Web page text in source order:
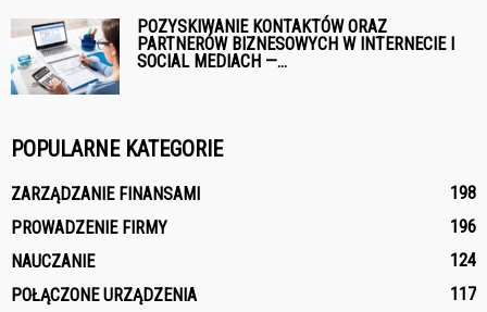
POZYSKIWANIE KONTAKTÓW ORAZ
PARTNERÓW BIZNESOWYCH W INTERNECIE I
SOCIAL MEDIACH —...
POPULARNE KATEGORIE
ZARZĄDZANIE FINANSAMI
198
PROWADZENIE FIRMY
196
NAUCZANIE
124
POŁĄCZONE URZĄDZENIA
117